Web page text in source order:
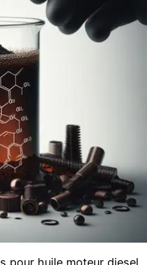
pour huile moteur diesel